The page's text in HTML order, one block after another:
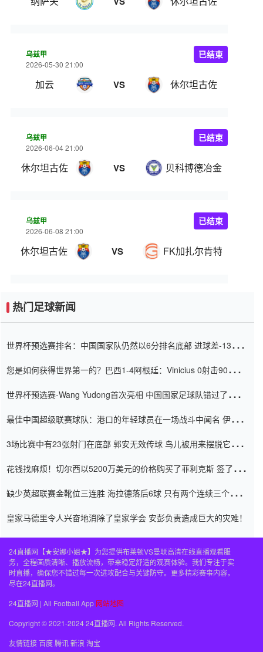
乌兹甲
2026-05-30 21:00
加云 VS 休尔坦古佐
已结束
乌兹甲
2026-06-04 21:00
休尔坦古佐 VS 贝科博德冶金
已结束
乌兹甲
2026-06-08 21:00
休尔坦古佐 VS FK加扎尔肯特
已结束
热门足球新闻
世界杯预选赛排名：中国国家队仍然以6分排名底部 进球差-13令人
您是如何获得世界第一的？巴西1-4阿根廷：Vinicius 0射击90分钟
世界杯预选赛-Wang Yudong首次亮相 中国国家足球队错过了世界
最佳中国超级联赛球队：港口的年轻球员在一场战斗中闻名 伊万放
3场比赛中有23张射门在底部 郭安无效传球 鸟儿被用来摆脱它
花钱找麻烦！切尔西以5200万美元的价格购买了菲利克斯 签了7年
缺少英超联赛金靴位三连胜 海拉德落后6球 只有两个连续三个连续
皇家马德里令人兴奋地消除了皇家学会 安彭负责造成巨大的灾难！
24直播网【★安娜小姐★】为您提供布莱顿VS曼联高清在线直播观看服
务，全程画质清晰、播放流畅，带来稳定舒适的观赛体验。我们专注于实
时直播，确保您不错过每一次进攻配合与关键防守。更多精彩赛事内容，
尽在24直播网。
24直播网 | All Football App 网站地图
Copyright © 2021-2024 24直播网. All Rights Reserved.
友情链接百度腾讯新浪 淘宝